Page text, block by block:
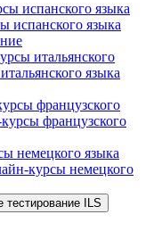
испанского языка
испанского языка
итальянского
языка
французского
французского
немецкого языка
курсы немецкого
тестирование ILS